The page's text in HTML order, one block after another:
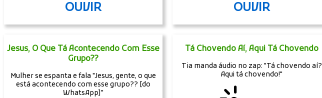
OUVIR
Jesus, O Que Tá Acontecendo Com Esse
Grupo??
Mulher se espanta e fala "Jesus, gente, o que
está acontecendo com esse grupo?? [do
WhatsApp]"
OUVIR
Tá Chovendo Aí, Aqui Tá Chovendo
Tia manda áudio no zap: "Tá chovendo aí?
Aqui tá chovendo!"